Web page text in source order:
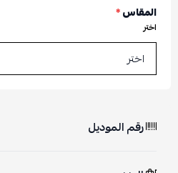
المقاس*
اختر
رقم الموديل